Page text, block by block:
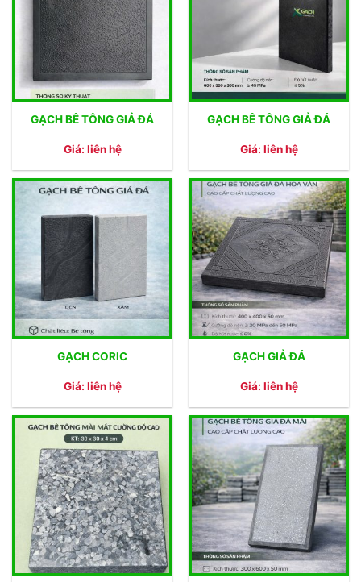
GẠCH BÊ TÔNG GIẢ ĐÁ
Giá: liên hệ
GẠCH BÊ TÔNG GIẢ ĐÁ
Giá: liên hệ
GẠCH CORIC
Giá: liên hệ
GẠCH GIẢ ĐÁ
Giá: liên hệ